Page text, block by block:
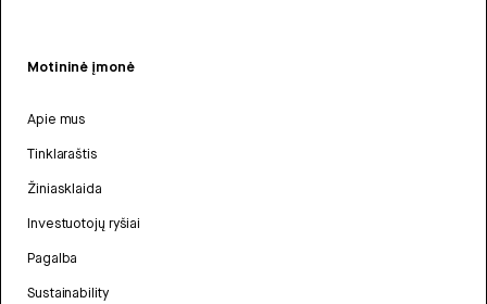
Motininė įmonė
Apie mus
Tinklaraštis
Žiniasklaida
Investuotojų ryšiai
Pagalba
Sustainability